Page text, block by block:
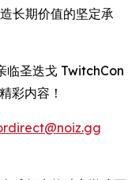
长期价值的坚定承
临圣迭戈 TwitchCon
彩内容！